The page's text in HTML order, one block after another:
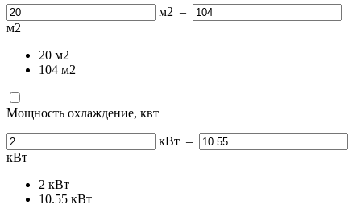
м2 –
м2
20 м2
104 м2
Мощность охлаждение, квт
кВт –
кВт
2 кВт
10.55 кВт